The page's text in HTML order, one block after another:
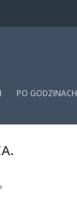
PO GODZINACH